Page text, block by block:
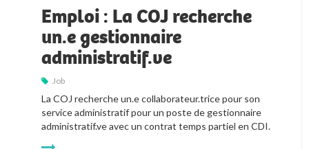
Emploi : La COJ recherche
un.e gestionnaire
administratif.ve
Job
La COJ recherche un.e collaborateur.trice pour son
service administratif pour un poste de gestionnaire
administratif.ve avec un contrat temps partiel en CDI.